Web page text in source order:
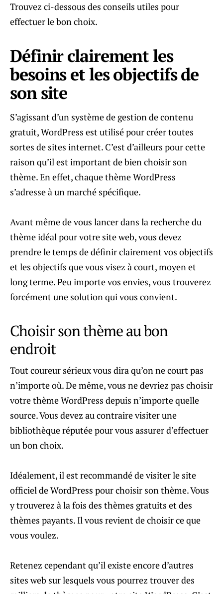
Trouvez ci-dessous des conseils utiles pour
effectuer le bon choix.
Définir clairement les
besoins et les objectifs de
son site
S’agissant d’un système de gestion de contenu
gratuit, WordPress est utilisé pour créer toutes
sortes de sites internet. C’est d’ailleurs pour cette
raison qu’il est important de bien choisir son
thème. En effet, chaque thème WordPress
s’adresse à un marché spécifique.
Avant même de vous lancer dans la recherche du
thème idéal pour votre site web, vous devez
prendre le temps de définir clairement vos objectifs
et les objectifs que vous visez à court, moyen et
long terme. Peu importe vos envies, vous trouverez
forcément une solution qui vous convient.
Choisir son thème au bon
endroit
Tout coureur sérieux vous dira qu’on ne court pas
n’importe où. De même, vous ne devriez pas choisir
votre thème WordPress depuis n’importe quelle
source. Vous devez au contraire visiter une
bibliothèque réputée pour vous assurer d’effectuer
un bon choix.
Idéalement, il est recommandé de visiter le site
officiel de WordPress pour choisir son thème. Vous
y trouverez à la fois des thèmes gratuits et des
thèmes payants. Il vous revient de choisir ce que
vous voulez.
Retenez cependant qu’il existe encore d’autres
sites web sur lesquels vous pourrez trouver des